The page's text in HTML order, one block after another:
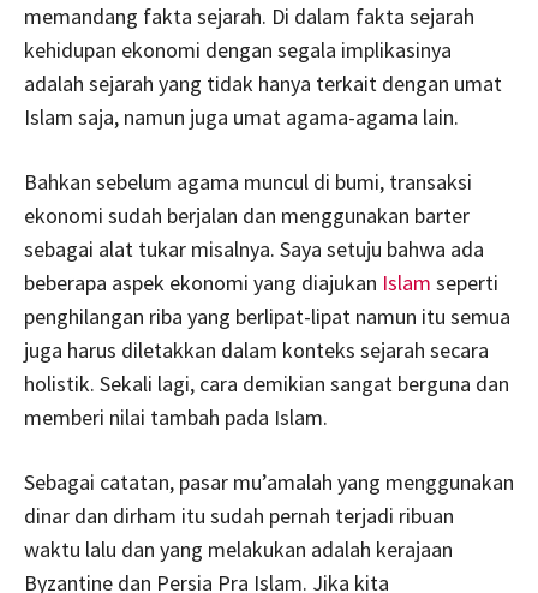
memandang fakta sejarah. Di dalam fakta sejarah
kehidupan ekonomi dengan segala implikasinya
adalah sejarah yang tidak hanya terkait dengan umat
Islam saja, namun juga umat agama-agama lain.
Bahkan sebelum agama muncul di bumi, transaksi
ekonomi sudah berjalan dan menggunakan barter
sebagai alat tukar misalnya. Saya setuju bahwa ada
beberapa aspek ekonomi yang diajukan Islam seperti
penghilangan riba yang berlipat-lipat namun itu semua
juga harus diletakkan dalam konteks sejarah secara
holistik. Sekali lagi, cara demikian sangat berguna dan
memberi nilai tambah pada Islam.
Sebagai catatan, pasar mu’amalah yang menggunakan
dinar dan dirham itu sudah pernah terjadi ribuan
waktu lalu dan yang melakukan adalah kerajaan
Byzantine dan Persia Pra Islam. Jika kita